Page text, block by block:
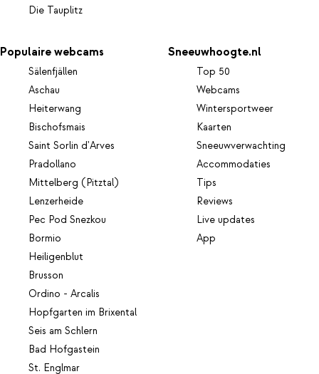
Die Tauplitz
Populaire webcams
Sälenfjällen
Aschau
Heiterwang
Bischofsmais
Saint Sorlin d'Arves
Pradollano
Mittelberg (Pitztal)
Lenzerheide
Pec Pod Snezkou
Bormio
Heiligenblut
Brusson
Ordino - Arcalis
Hopfgarten im Brixental
Seis am Schlern
Bad Hofgastein
St. Englmar
Sneeuwhoogte.nl
Top 50
Webcams
Wintersportweer
Kaarten
Sneeuwverwachting
Accommodaties
Tips
Reviews
Live updates
App